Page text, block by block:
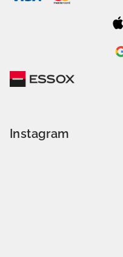
Instagram